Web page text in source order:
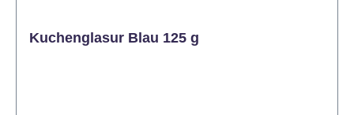
Kuchenglasur Blau 125 g